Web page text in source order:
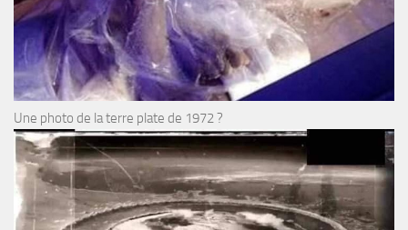
Une photo de la terre plate de 1972 ?